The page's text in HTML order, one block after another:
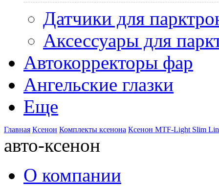
Датчики для
Аксессуары для
Автокорректоры фар
Ангельские глазки
Еще
Главная Ксенон Комплекты ксенона Ксенон MTF-Light Slim
авто-ксенон
О компании